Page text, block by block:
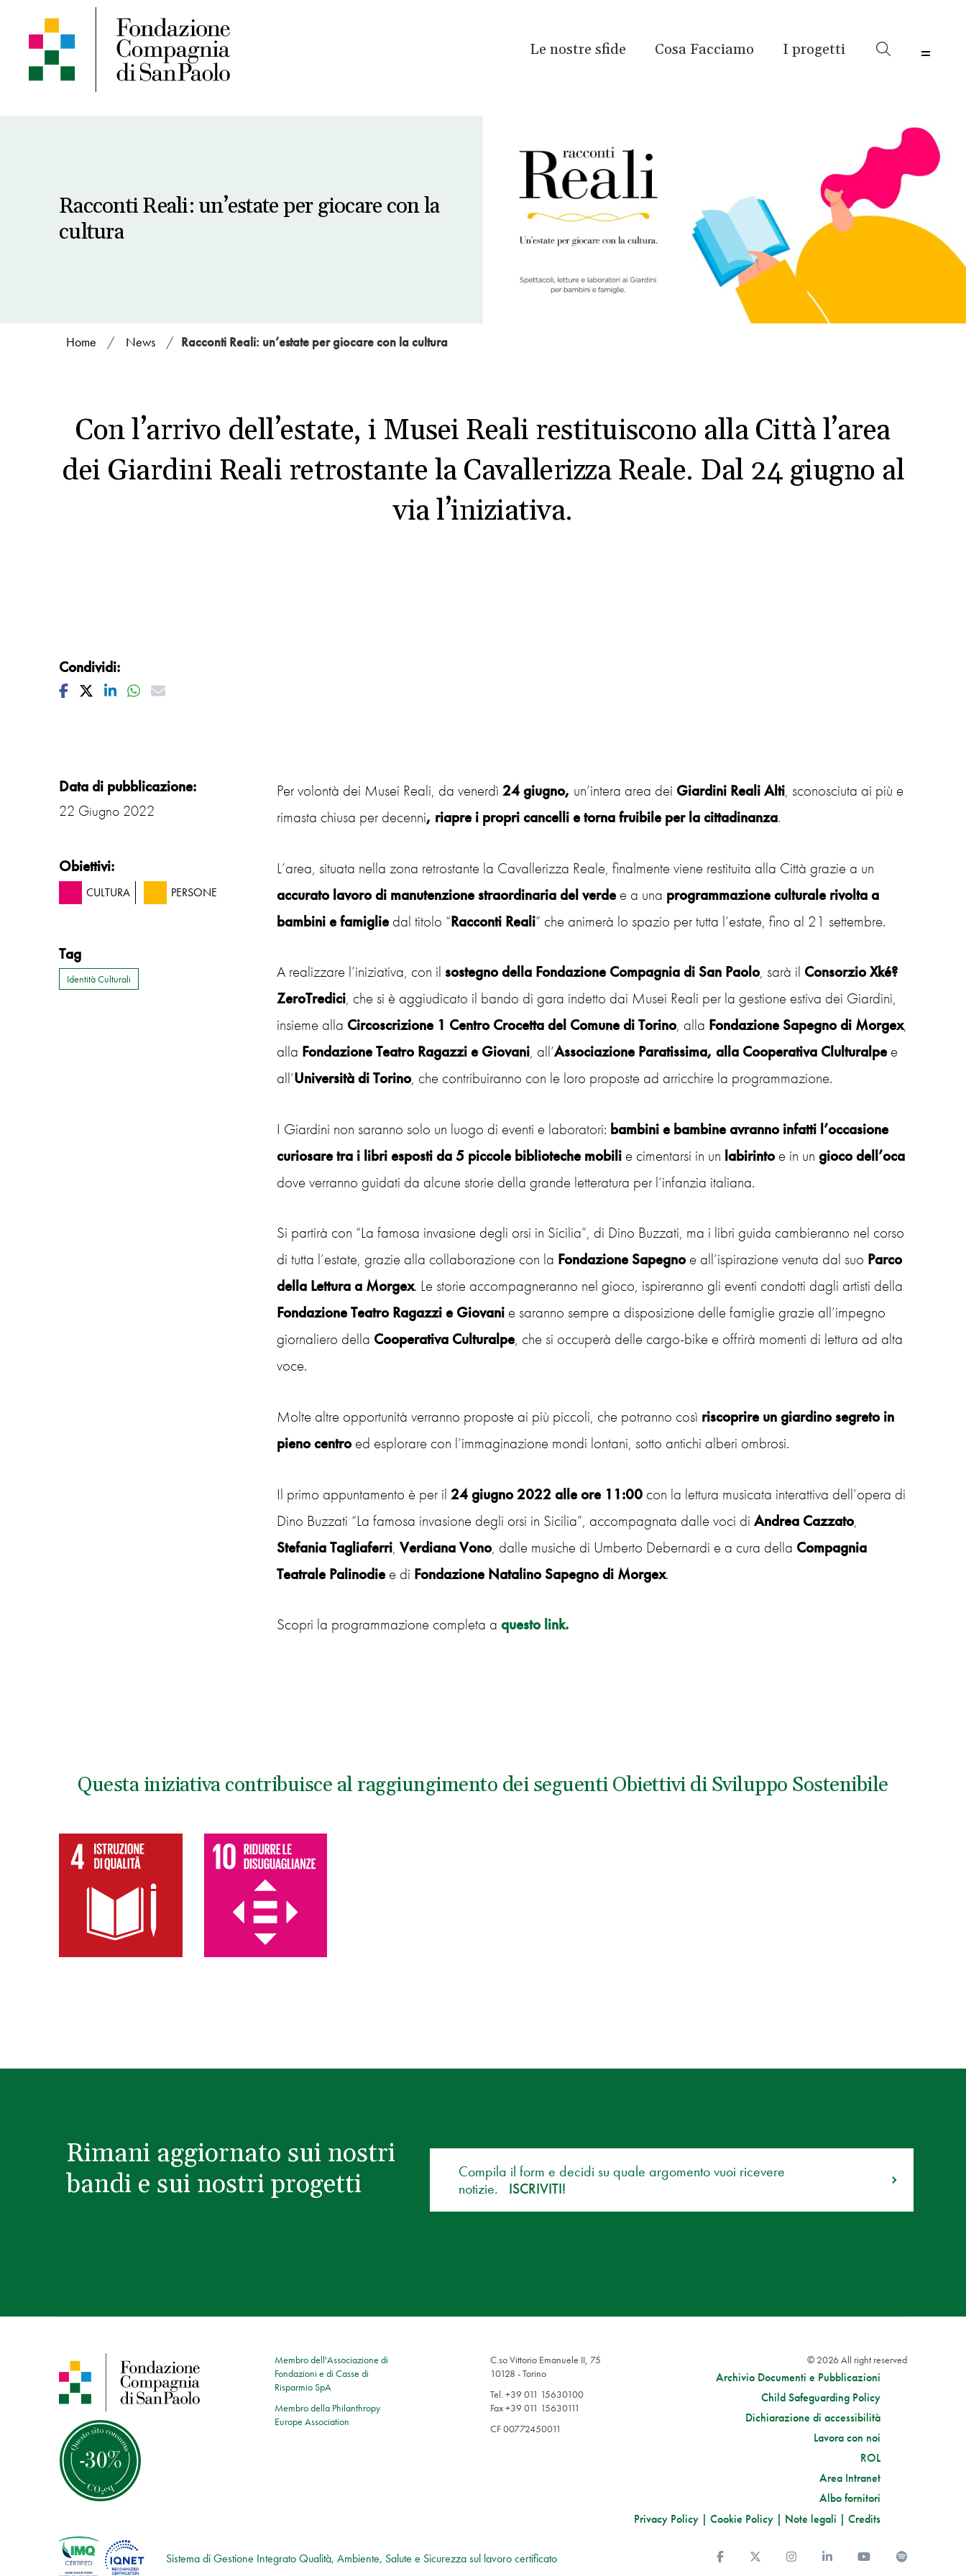
Le nostre sfide Cosa Facciamo I progetti
Racconti Reali: un’estate per giocare con la
cultura
Home / News / Racconti Reali: un’estate per giocare con la cultura
Con l’arrivo dell’estate, i Musei Reali restituiscono alla Città l’area
dei Giardini Reali retrostante la Cavallerizza Reale. Dal 24 giugno al
via l’iniziativa.
Condividi:
Facebook
TwitterLinkedinWhatsapp
Mail
Data di pubblicazione:
22 Giugno 2022
Obiettivi:
CULTURA PERSONE
Tag
Identità Culturali
Per volontà dei Musei Reali, da venerdì 24 giugno, un’intera area dei Giardini Reali Alti, sconosciuta ai più e
rimasta chiusa per decenni, riapre i propri cancelli e torna fruibile per la cittadinanza.
L’area, situata nella zona retrostante la Cavallerizza Reale, finalmente viene restituita alla Città grazie a un
accurato lavoro di manutenzione straordinaria del verdee a una programmazione culturale rivolta a
bambini e famigliedal titolo “Racconti Reali” che animerà lo spazio per tutta l’estate, fino al 21 settembre.
A realizzare l’iniziativa, con il sostegno della Fondazione Compagnia di San Paolo, sarà il Consorzio Xké?
ZeroTredici, che si è aggiudicato il bando di gara indetto dai Musei Reali per la gestione estiva dei Giardini,
insieme alla Circoscrizione 1 Centro Crocetta del Comune di Torino, alla Fondazione Sapegno di Morgex,
alla Fondazione Teatro Ragazzi e Giovani, all’Associazione Paratissima, alla Cooperativa Clulturalpee
all’Università di Torino, che contribuiranno con le loro proposte ad arricchire la programmazione.
I Giardini non saranno solo un luogo di eventi e laboratori: bambini e bambine avranno infatti l’occasione
curiosare tra i libri esposti da 5 piccole biblioteche mobilie cimentarsi in un labirintoe in un gioco dell’oca
dove verranno guidati da alcune storie della grande letteratura per l’infanzia italiana.
Si partirà con “La famosa invasione degli orsi in Sicilia”, di Dino Buzzati, ma i libri guida cambieranno nel corso
di tutta l’estate, grazie alla collaborazione con la Fondazione Sapegnoe all’ispirazione venuta dal suo Parco
della Lettura a Morgex. Le storie accompagneranno nel gioco, ispireranno gli eventi condotti dagli artisti della
Fondazione Teatro Ragazzi e Giovanie saranno sempre a disposizione delle famiglie grazie all’impegno
giornaliero della Cooperativa Culturalpe, che si occuperà delle cargo-bike e offrirà momenti di lettura ad alta
voce.
Molte altre opportunità verranno proposte ai più piccoli, che potranno così riscoprire un giardino segreto in
pieno centroed esplorare con l’immaginazione mondi lontani, sotto antichi alberi ombrosi.
Il primo appuntamento è per il 24 giugno 2022 alle ore 11:00con la lettura musicata interattiva dell’opera di
Dino Buzzati “La famosa invasione degli orsi in Sicilia”, accompagnata dalle voci di Andrea Cazzato,
Stefania Tagliaferri, Verdiana Vono, dalle musiche di Umberto Debernardi e a cura della Compagnia
Teatrale Palinodiee di Fondazione Natalino Sapegno di Morgex.
Scopri la programmazione completa a questo link.
Questa iniziativa contribuisce al raggiungimento dei seguenti Obiettivi di Sviluppo Sostenibile
Rimani aggiornato sui nostri
bandi e sui nostri progetti
Compila il form e decidi su quale argomento vuoi ricevere
notizie.
ISCRIVITI!
Membro dell'Associazione di
Fondazioni e di Casse di
Risparmio SpA
Membro della Philanthropy
Europe Association
C.so Vittorio Emanuele II, 75
10128 - Torino
Tel. +39 011 15630100
Fax +39 011 15630111
CF 00772450011
© 2026 All right reserved
Archivio Documenti e Pubblicazioni
Child Safeguarding Policy
Dichiarazione di accessibilità
Lavora con noi
ROL
Area Intranet
Albo fornitori
Privacy Policy | Cookie Policy | Note legali | Credits
Sistema di Gestione Integrato Qualità, Ambiente, Salute e Sicurezza sul lavoro certificato Facebook Twitter Instagram LinkedinYou TubeSpotify